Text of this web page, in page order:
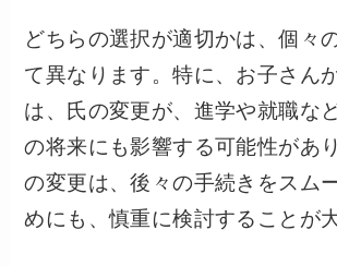
どちらの選択が適切かは、個々
て異なります。特に、お子さん
は、氏の変更が、進学や就職な
の将来にも影響する可能性があ
の変更は、後々の手続きをスム
めにも、慎重に検討することが